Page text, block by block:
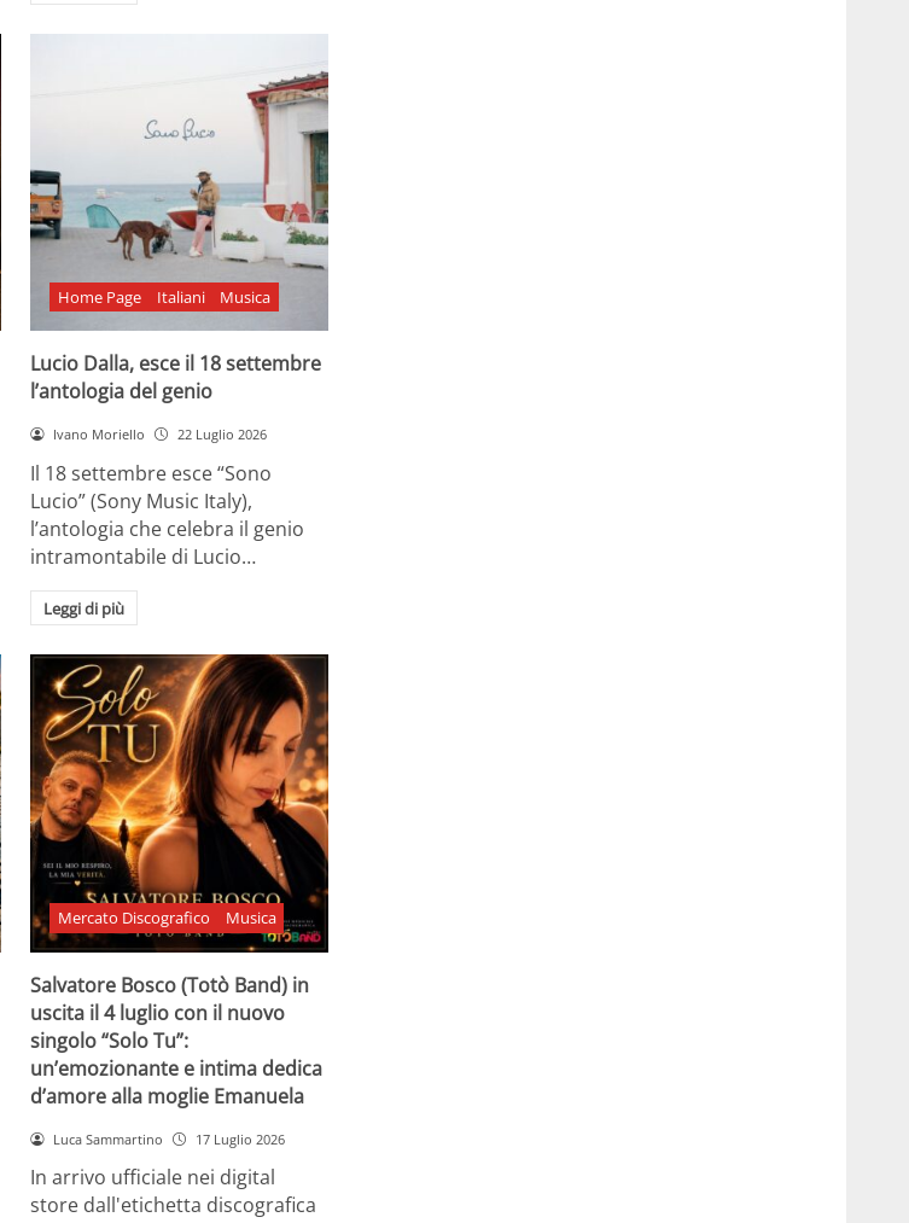
Home Page Italiani Musica
Lucio Dalla, esce il 18 settembre
l’antologia del genio
Ivano Moriello 22 Luglio 2026
Il 18 settembre esce “Sono
Lucio” (Sony Music Italy),
l’antologia che celebra il genio
intramontabile di Lucio…
Leggi di più
Mercato Discografico Musica
Salvatore Bosco (Totò Band) in
uscita il 4 luglio con il nuovo
singolo “Solo Tu”:
un’emozionante e intima dedica
d’amore alla moglie Emanuela
Luca Sammartino 17 Luglio 2026
In arrivo ufficiale nei digital
store dall'etichetta discografica